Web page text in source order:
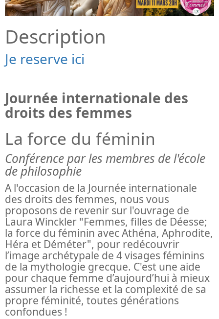
Description
Je reserve ici
Journée internationale des
droits des femmes
La force du féminin
Conférence par les membres de l'école
de philosophie
A l'occasion de la Journée internationale
des droits des femmes, nous vous
proposons de revenir sur l'ouvrage de
Laura Winckler "Femmes, filles de Déesse;
la force du féminin avec Athéna, Aphrodite,
Héra et Déméter", pour redécouvrir
l’image archétypale de 4 visages féminins
de la mythologie grecque. C'est une aide
pour chaque femme d’aujourd’hui à mieux
assumer la richesse et la complexité de sa
propre féminité, toutes générations
confondues !